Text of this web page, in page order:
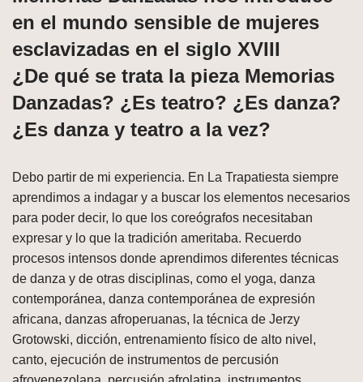
en el mundo sensible de mujeres
esclavizadas en el siglo XVIII
¿De qué se trata la pieza Memorias
Danzadas? ¿Es teatro? ¿Es danza?
¿Es danza y teatro a la vez?
Debo partir de mi experiencia. En La Trapatiesta siempre
aprendimos a indagar y a buscar los elementos necesarios
para poder decir, lo que los coreógrafos necesitaban
expresar y lo que la tradición ameritaba. Recuerdo
procesos intensos donde aprendimos diferentes técnicas
de danza y de otras disciplinas, como el yoga, danza
contemporánea, danza contemporánea de expresión
africana, danzas afroperuanas, la técnica de Jerzy
Grotowski, dicción, entrenamiento físico de alto nivel,
canto, ejecución de instrumentos de percusión